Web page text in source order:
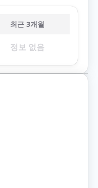
최근 3개월
정보 없음